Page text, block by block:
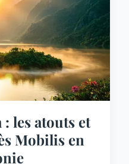
les atouts et
Mobilis en